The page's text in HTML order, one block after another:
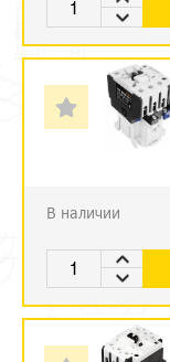
В наличии